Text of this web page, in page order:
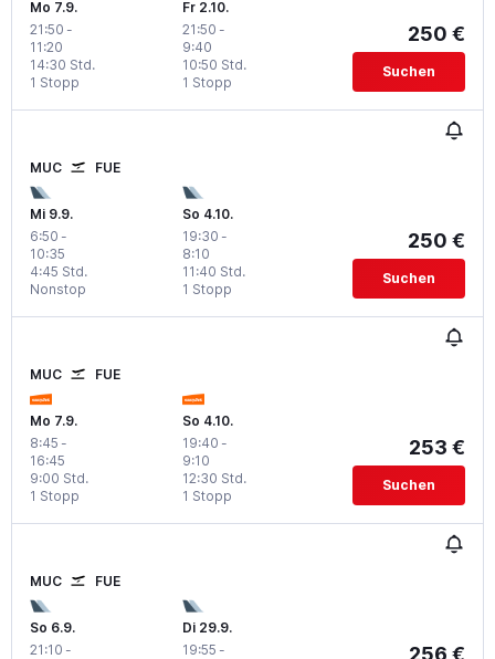
Mo 7.9.
21:50 -
11:20
1 Stopp
14:30 Std.
Fr 2.10.
21:50 -
9:40
1 Stopp
10:50 Std.
250 €
Suchen
MUC FUE
Mi 9.9.
6:50 -
10:35
Nonstop
4:45 Std.
So 4.10.
19:30 -
8:10
1 Stopp
11:40 Std.
250 €
Suchen
MUC FUE
Mo 7.9.
8:45 -
16:45
1 Stopp
9:00 Std.
So 4.10.
19:40 -
9:10
1 Stopp
12:30 Std.
253 €
Suchen
MUC FUE
So 6.9.
21:10 -
Di 29.9.
19:55 -
256 €